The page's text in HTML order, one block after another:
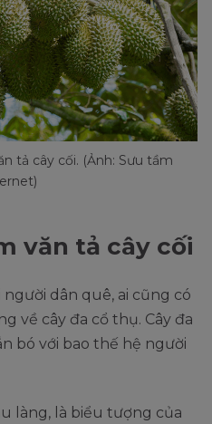
tả cây cối. (Ảnh: Sưu tầm
văn tả cây cối
dân quê, ai cũng có
về cây đa cổ thụ. Cây đa
bó với bao thế hệ người
làng, là biểu tượng của